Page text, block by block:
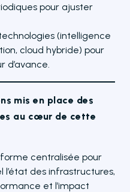
pour ajuster
(intelligence
cloud hybride) pour
d’avance.
mis en place des
au cœur de cette
centralisée pour
l’état des infrastructures,
et l’impact